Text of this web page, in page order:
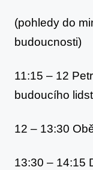
(pohledy do
budoucnosti)
11:15 – 12
budoucího
12 – 13:30
13:30 – 14:15